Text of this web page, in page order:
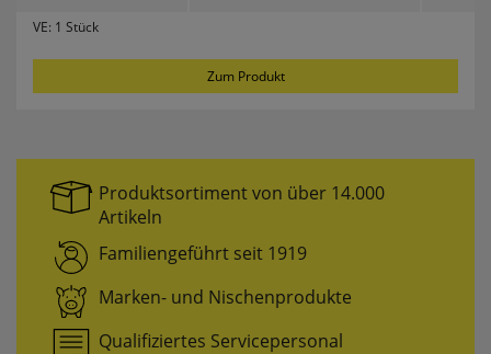
VE: 1 Stück
Zum Produkt
Produktsortiment von über 14.000
Artikeln
Familiengeführt seit 1919
Marken- und Nischenprodukte
Qualifiziertes Servicepersonal